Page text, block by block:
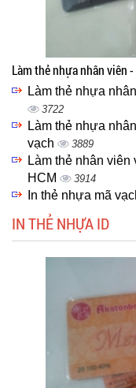
Làm thẻ nhựa nhân viên
Làm thẻ nhựa
3722
Làm thẻ nhựa
vạch
3889
Làm thẻ nhân
HCM
3914
In thẻ nhựa mã
IN THẺ NHỰA ID